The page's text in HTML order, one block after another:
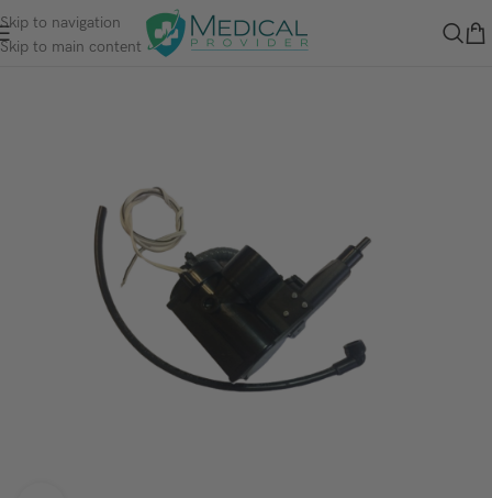
Skip to navigation
Skip to main content